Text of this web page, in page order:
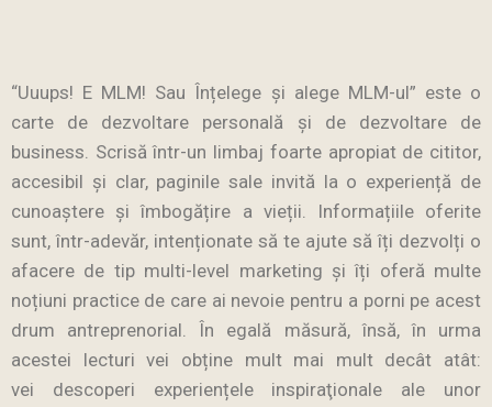
“Uuups! E MLM! Sau Înțelege şi alege MLM-ul” este o
carte de dezvoltare personală şi de dezvoltare de
business. Scrisă într-un limbaj foarte apropiat de cititor,
accesibil şi clar, paginile sale invită la o experiență de
cunoaştere şi îmbogățire a vieții. Informațiile oferite
sunt, într-adevăr, intenționate să te ajute să îți dezvolți o
afacere de tip multi-level marketing şi îți oferă multe
noțiuni practice de care ai nevoie pentru a porni pe acest
drum antreprenorial. În egală măsură, însă, în urma
acestei lecturi vei obține mult mai mult decât atât:
vei descoperi experiențele inspiraţionale ale unor